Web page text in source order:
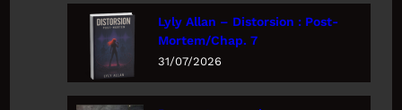
Lyly Allan – Distorsion : Post-
Mortem/Chap. 7
31/07/2026